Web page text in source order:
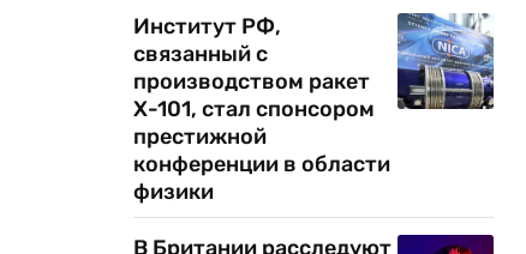
Институт РФ,
связанный с
производством ракет
Х-101, стал спонсором
престижной
конференции в области
физики
В Британии расследуют